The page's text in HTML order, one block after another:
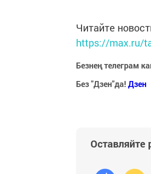
Читайте
https://max.ru/
Безнең телеграм
Без "Дзен"да!Дзен
Оставляйте